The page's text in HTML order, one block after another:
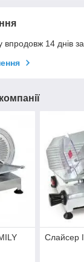
14 днів
Слайсер